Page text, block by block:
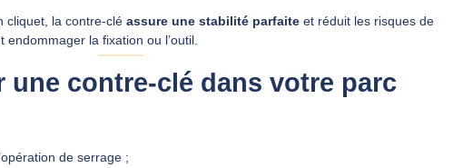
cliquet, la contre‑clé assure une stabilité parfaite et réduit les risques de
la fixation ou l’outil.
une contre‑clé dans votre parc
de serrage ;